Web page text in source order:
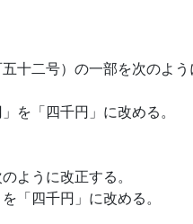
十二号）の一部を次のよう
を「四千円」に改める。
ように改正する。
「四千円」に改める。